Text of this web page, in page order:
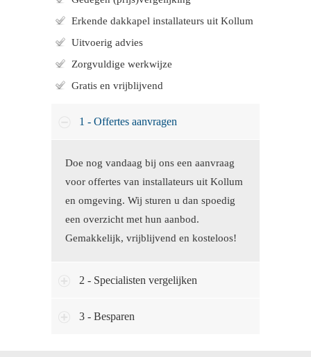
Erkende dakkapel installateurs uit Kollum
Uitvoerig advies
Zorgvuldige werkwijze
Gratis en vrijblijvend
1 - Offertes aanvragen
Doe nog vandaag bij ons een aanvraag
voor offertes van installateurs uit Kollum
en omgeving. Wij sturen u dan spoedig
een overzicht met hun aanbod.
Gemakkelijk, vrijblijvend en kosteloos!
2 - Specialisten vergelijken
3 - Besparen